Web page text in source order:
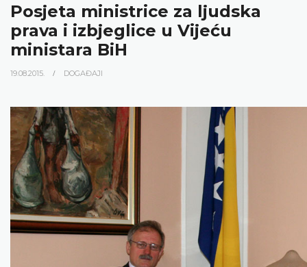
Posjeta ministrice za ljudska
prava i izbjeglice u Vijeću
ministara BiH
19.08.2015. DOGAĐAJI